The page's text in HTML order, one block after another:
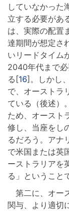
していなかった
立する必要があ
は、実際の配置
達期間が想定さ
いリードタイム
2040年代まで
る[16]。しかし
で、オーストラ
ている（後述）
ため、オースト
修し、当座をし
るだろう。アナ
で米国または英
ーストラリアを
る」ということ
第二に、オー
関与、より適切